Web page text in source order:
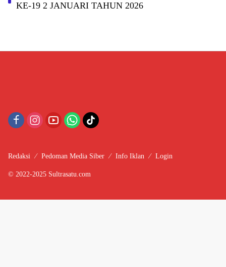
KE-19 2 JANUARI TAHUN 2026
Redaksi Pedoman Media Siber Info Iklan Login
© 2022-2025 Sultrasatu.com